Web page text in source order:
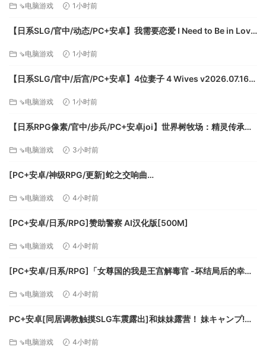
⇘电脑游戏 1小时前
【日系SLG/官中/动态/PC+安卓】我需要恋爱 I Need to Be in Love
⇘电脑游戏 1小时前
【日系SLG/官中/后宫/PC+安卓】4位妻子 4 Wives v2026.07.16
⇘电脑游戏 1小时前
【日系RPG像素/官中/步兵/PC+安卓joi】世界树牧场：精灵传承
ムと世界樹の牧場～ 官方中文步兵版【1.26G】
⇘电脑游戏 3小时前
[PC+安卓/神级RPG/更新]蛇之交响曲
⇘电脑游戏 4小时前
[PC+安卓/日系/RPG]赞助警察 AI汉化版[500M]
⇘电脑游戏 4小时前
[PC+安卓/日系/RPG]「女尊国的我是王宫解毒官 -坏结局后的幸福
⇘电脑游戏 4小时前
PC+安卓[同居调教触摸SLG车震露出]和妹妹露营！ 妹キャンプ!
⇘电脑游戏 4小时前